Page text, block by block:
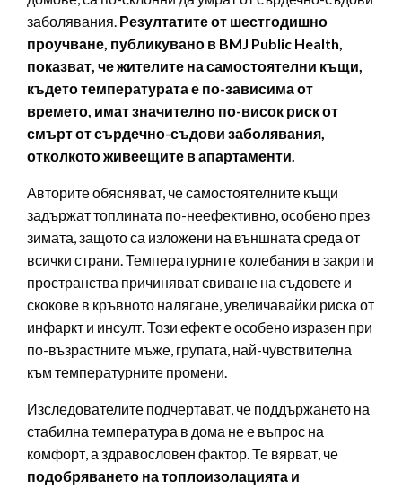
заболявания. Резултатите от шестгодишно
проучване, публикувано в BMJ Public Health,
показват, че жителите на самостоятелни къщи,
където температурата е по-зависима от
времето, имат значително по-висок риск от
смърт от сърдечно-съдови заболявания,
отколкото живеещите в апартаменти.
Авторите обясняват, че самостоятелните къщи
задържат топлината по-неефективно, особено през
зимата, защото са изложени на външната среда от
всички страни. Температурните колебания в закрити
пространства причиняват свиване на съдовете и
скокове в кръвното налягане, увеличавайки риска от
инфаркт и инсулт. Този ефект е особено изразен при
по-възрастните мъже, групата, най-чувствителна
към температурните промени.
Изследователите подчертават, че поддържането на
стабилна температура в дома не е въпрос на
комфорт, а здравословен фактор. Те вярват, че
подобряването на топлоизолацията и